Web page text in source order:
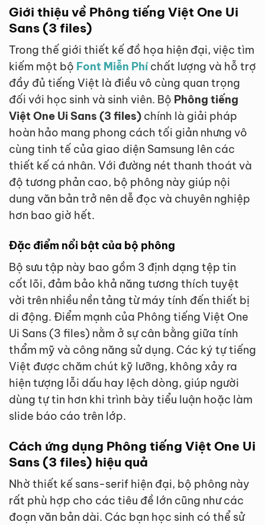
Giới thiệu về Phông tiếng Việt One Ui
Sans (3 files)
Trong thế giới thiết kế đồ họa hiện đại, việc tìm
kiếm một bộ Font Miễn Phíchất lượng và hỗ trợ
đầy đủ tiếng Việt là điều vô cùng quan trọng
đối với học sinh và sinh viên. Bộ Phông tiếng
Việt One Ui Sans (3 files) chính là giải pháp
hoàn hảo mang phong cách tối giản nhưng vô
cùng tinh tế của giao diện Samsung lên các
thiết kế cá nhân. Với đường nét thanh thoát và
độ tương phản cao, bộ phông này giúp nội
dung văn bản trở nên dễ đọc và chuyên nghiệp
hơn bao giờ hết.
Đặc điểm nổi bật của bộ phông
Bộ sưu tập này bao gồm 3 định dạng tệp tin
cốt lõi, đảm bảo khả năng tương thích tuyệt
vời trên nhiều nền tảng từ máy tính đến thiết bị
di động. Điểm mạnh của Phông tiếng Việt One
Ui Sans (3 files) nằm ở sự cân bằng giữa tính
thẩm mỹ và công năng sử dụng. Các ký tự tiếng
Việt được chăm chút kỹ lưỡng, không xảy ra
hiện tượng lỗi dấu hay lệch dòng, giúp người
dùng tự tin hơn khi trình bày tiểu luận hoặc làm
slide báo cáo trên lớp.
Cách ứng dụng Phông tiếng Việt One Ui
Sans (3 files) hiệu quả
Nhờ thiết kế sans-serif hiện đại, bộ phông này
rất phù hợp cho các tiêu đề lớn cũng như các
đoạn văn bản dài. Các bạn học sinh có thể sử